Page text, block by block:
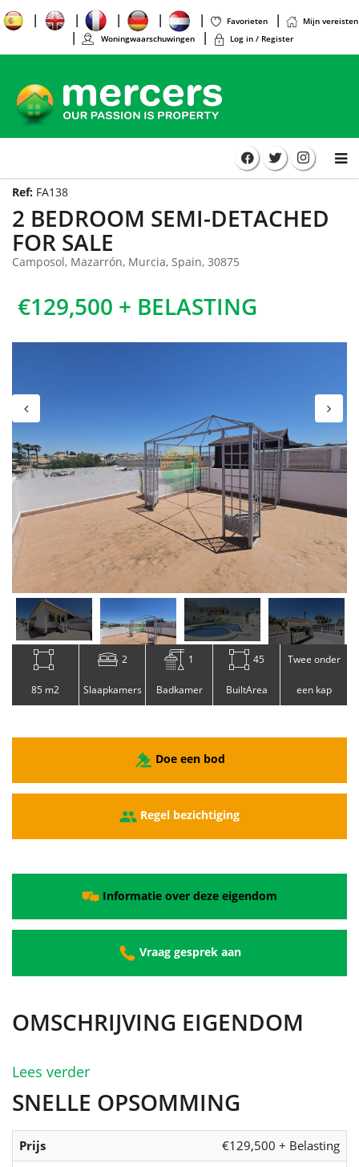
Favorieten
Mijn vereisten
Woningwaarschuwingen
Log in / Register
Ref: FA138
2 BEDROOM SEMI-DETACHED
FOR SALE
Camposol, Mazarrón, Murcia, Spain, 30875
€129,500 + BELASTING
85 m2
2
Slaapkamers
1
Badkamer
45
BuiltArea
Twee onder
een kap
Doe een bod
Regel bezichtiging
Informatie over deze eigendom
Vraag gesprek aan
OMSCHRIJVING EIGENDOM
Lees verder
SNELLE OPSOMMING
Prijs
€129,500 + Belasting